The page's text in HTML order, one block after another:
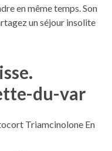
en même temps. Son
un séjour insolite
du-var
Triamcinolone En